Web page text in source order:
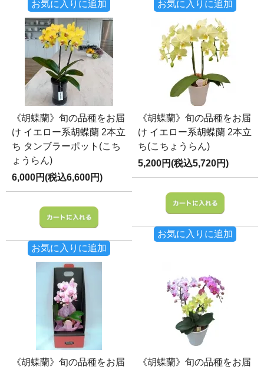
お気に入りに追加 お気に入りに追加
《胡蝶蘭》旬の品種をお届
け イエロー系胡蝶蘭 2本立
ち タンブラーポット(こち
ょうらん)
6,000円(税込6,600円)
お気に入りに追加
《胡蝶蘭》旬の品種をお届
け イエロー系胡蝶蘭 2本立
ち(こちょうらん)
5,200円(税込5,720円)
お気に入りに追加
《胡蝶蘭》旬の品種をお届
《胡蝶蘭》旬の品種をお届